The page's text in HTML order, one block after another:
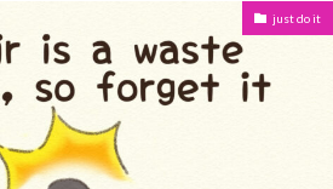
just do it